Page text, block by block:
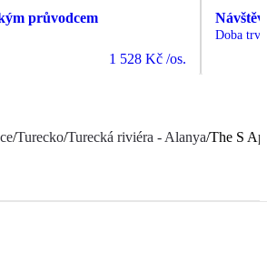
průvodcem
1 528 Kč /os.
Doba
/Turecko/Turecká riviéra - Alanya/The S